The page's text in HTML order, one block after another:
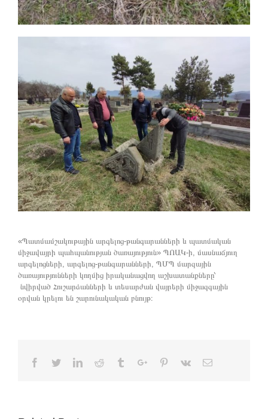
«Պատմամշակութային արգելոց-թանգարանների և պատմական
միջավայրի պահպանության ծառայություն» ՊՈԱԿ-ի, մասնաճյուղ
արգելոցների, արգելոց-թանգարանների, ՊՄՊ մարզային
ծառայությունների կողմից իրականացվող աշխատանքները՝
նվիրված Հուշարձանների և տեսարժան վայրերի միջազգային
օրվան կրելու են շարունակական բնույթ։
Facebook
TwitterLinkedinReddit TumblrGoogle+Pinterest
Vk Email